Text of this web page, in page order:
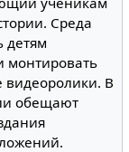
Среда
детям
монтировать
В
обещают